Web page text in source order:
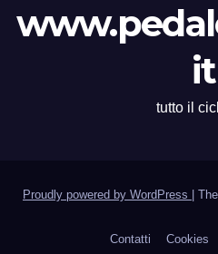
it
tutto il
Proudly powered by WordPress
Contatti Cookies